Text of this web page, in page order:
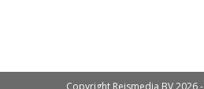
Copyright Reismedia BV 2026 -